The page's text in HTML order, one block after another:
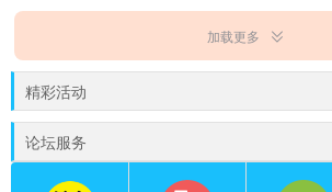
加载更多
精彩活动
论坛服务